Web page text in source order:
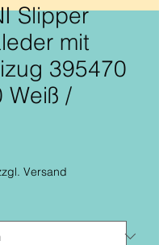
Slipper
mit
395470
Weiß /
Versand